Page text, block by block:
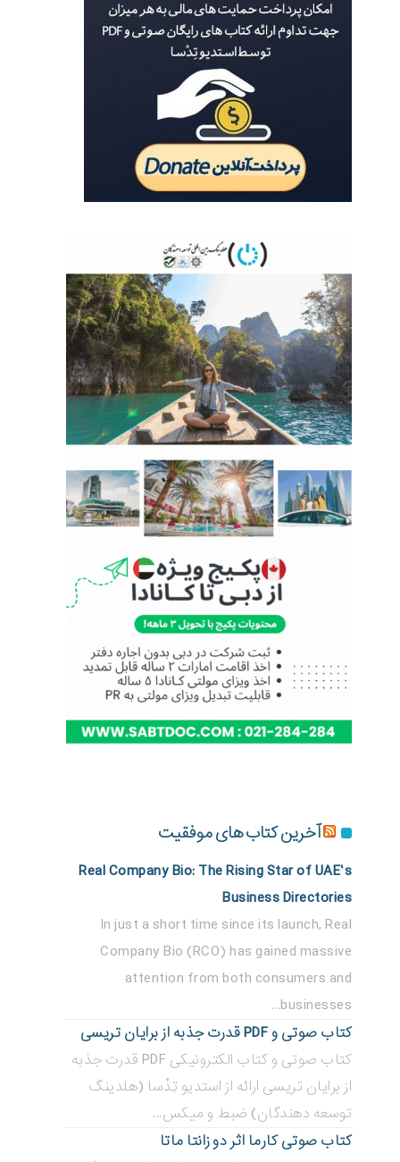
آخرین کتاب های موفقیت
Real Company Bio: The Rising Star of UAE’s
Business Directories
In just a short time since its launch, Real
Company Bio (RCO) has gained massive
attention from both consumers and
businesses...
کتاب صوتی و PDF قدرت جذبه از برایان تریسی
کتاب صوتی و کتاب الکترونیکی PDF قدرت جذبه
از برایان تریسی ارائه از استدیو تِدْسا (هلدینگ
توسعه دهندگان) ضبط و میکس...
کتاب صوتی کارما اثر دو زانتا ماتا